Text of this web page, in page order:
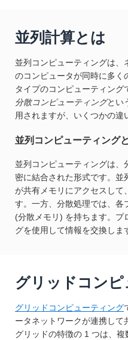
並列計算とは
並列コンピューティングは
のコンピュータが同時に多く
タイプのコンピューティング
分散コンピューティングとい
用されますが、いくつかの違
並列コンピューティング
並列コンピューティングは、
密に結合された形式です。
が共有メモリにアクセスして
す。一方、分散処理では、各
(分散メモリ) を持ちます。プ
グを使用して情報を交換しま
グリッドコン
グリッドコンピューティング
ータネットワークが連携して
グリッドの特徴の 1 つは、